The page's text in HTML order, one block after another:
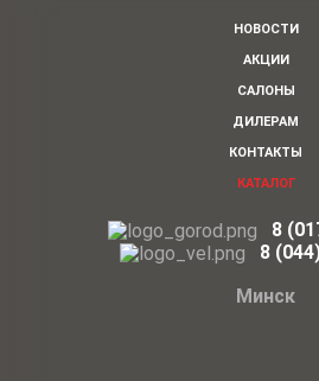
НОВОСТИ
АКЦИИ
САЛОНЫ
ДИЛЕРАМ
КОНТАКТЫ
КАТАЛОГ
8
8
Минск